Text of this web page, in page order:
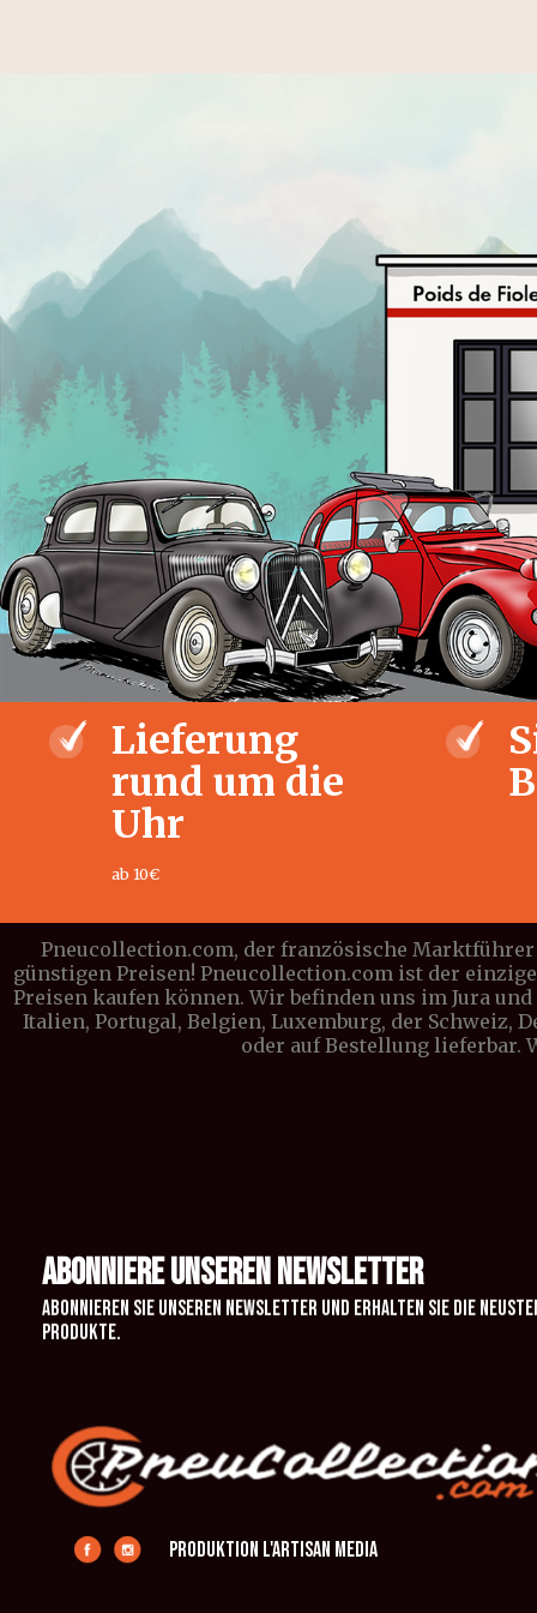
Lieferung
rund um die
Uhr
ab 10€
Pneucollection.com, der französische
günstigen Preisen! Pneucollection.com ist der
Preisen kaufen können. Wir befinden uns im Jura
Italien, Portugal, Belgien, Luxemburg, der Schweiz,
oder auf Bestellung lieferbar.
ABONNIERE UNSEREN NEWSLETTER
Abonnieren Sie unseren Newsletter und erhalten Sie die
Produkte.
Produktion L'Artisan Media